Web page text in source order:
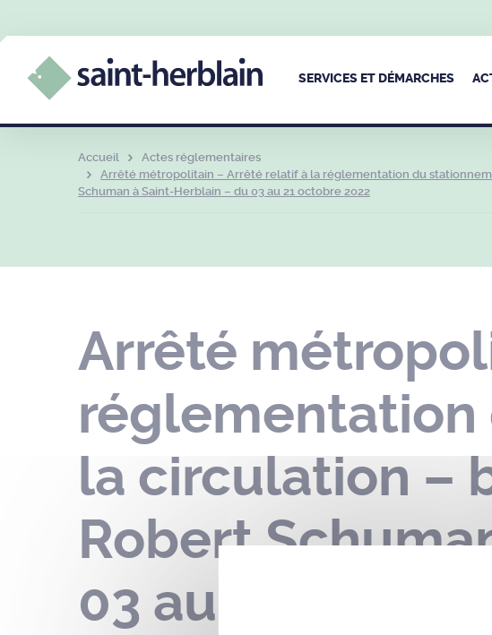
SERVICES ET DÉMARCHES
Accueil
Actes réglementaires
Arrêté métropolitain – Arrêté relatif à la réglementation du
Schuman à Saint-Herblain – du 03 au 21 octobre 2022
Arrêté
la circulation –
Robert
03 au 21